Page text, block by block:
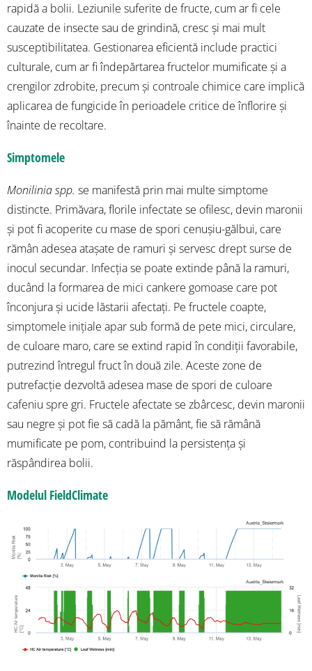
rapidă a bolii. Leziunile suferite de fructe, cum ar fi cele
cauzate de insecte sau de grindină, cresc și mai mult
susceptibilitatea. Gestionarea eficientă include practici
culturale, cum ar fi îndepărtarea fructelor mumificate și a
crengilor zdrobite, precum și controale chimice care implică
aplicarea de fungicide în perioadele critice de înflorire și
înainte de recoltare.
Simptomele
Monilinia spp. se manifestă prin mai multe simptome
distincte. Primăvara, florile infectate se ofilesc, devin maronii
și pot fi acoperite cu mase de spori cenușiu-gălbui, care
rămân adesea atașate de ramuri și servesc drept surse de
inocul secundar. Infecția se poate extinde până la ramuri,
ducând la formarea de mici cankere gomoase care pot
înconjura și ucide lăstarii afectați. Pe fructele coapte,
simptomele inițiale apar sub formă de pete mici, circulare,
de culoare maro, care se extind rapid în condiții favorabile,
putrezind întregul fruct în două zile. Aceste zone de
putrefacție dezvoltă adesea mase de spori de culoare
cafeniu spre gri. Fructele afectate se zbârcesc, devin maronii
sau negre și pot fie să cadă la pământ, fie să rămână
mumificate pe pom, contribuind la persistența și
răspândirea bolii.
Modelul FieldClimate